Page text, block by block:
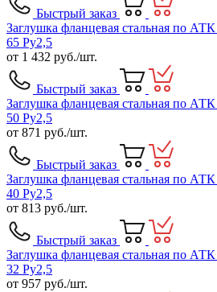
Быстрый заказ
Заглушка фланцевая стальная по
65 Ру2,5
от 1 432 руб./шт.
Быстрый заказ
Заглушка фланцевая стальная по
50 Ру2,5
от 871 руб./шт.
Быстрый заказ
Заглушка фланцевая стальная по
40 Ру2,5
от 813 руб./шт.
Быстрый заказ
Заглушка фланцевая стальная по
32 Ру2,5
от 957 руб./шт.